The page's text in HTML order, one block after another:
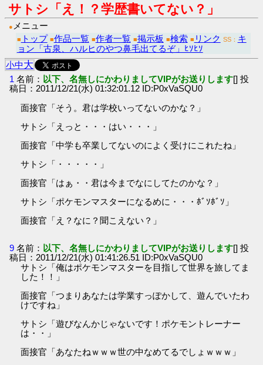
サトシ「え！？学歴書いてない？」
● メニュー
■ トップ ■作品一覧 ■作者一覧 ■掲示板 ■検索 ■ リンク SS： キ
ョン「古泉、ハルヒのやつ鼻毛出てるぞ」ﾋｿﾋｿ
小中大
1 名前： 以下、名無しにかわりましてVIPがお送りします[] 投
稿日：2011/12/21(水) 01:32:01.12 ID:P0xVaSQU0
面接官「そう。君は学校いってないのかな？」
サトシ「えっと・・・はい・・・」
面接官「中学も卒業してないのによく受けにこれたね」
サトシ「・・・・・」
面接官「はぁ・・君は今までなにしてたのかな？」
サトシ「ポケモンマスターになるめに・・・ﾎﾞｿﾎﾞｿ」
面接官「え？なに？聞こえない？」
9 名前： 以下、名無しにかわりましてVIPがお送りします[] 投
稿日：2011/12/21(水) 01:41:26.51 ID:P0xVaSQU0
サトシ「俺はポケモンマスターを目指して世界を旅してま
した！！」
面接官「つまりあなたは学業すっぽかして、遊んでいたわ
けですね」
サトシ「遊びなんかじゃないです！ポケモントレーナー
は・・」
面接官「あなたねｗｗｗ世の中なめてるでしょｗｗｗ」